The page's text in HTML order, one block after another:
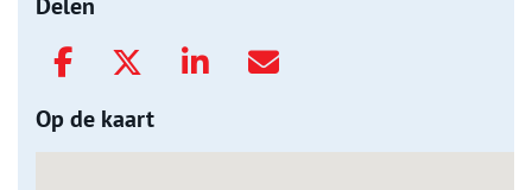
Op de kaart